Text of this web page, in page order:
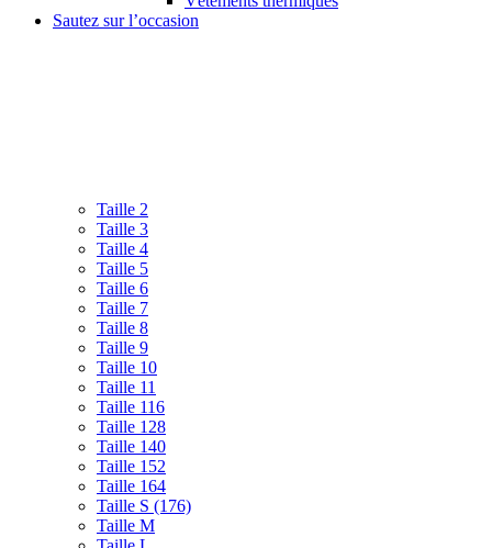
Sautez sur l’occasion
Taille 2
Taille 3
Taille 4
Taille 5
Taille 6
Taille 7
Taille 8
Taille 9
Taille 10
Taille 11
Taille 116
Taille 128
Taille 140
Taille 152
Taille 164
Taille S (176)
Taille M